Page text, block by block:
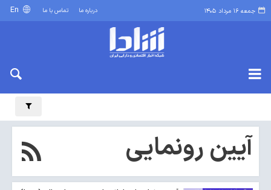
جمعه ۱۶ مرداد ۱۴۰۵ درباره ما تماس با ما
آیین رونمایی